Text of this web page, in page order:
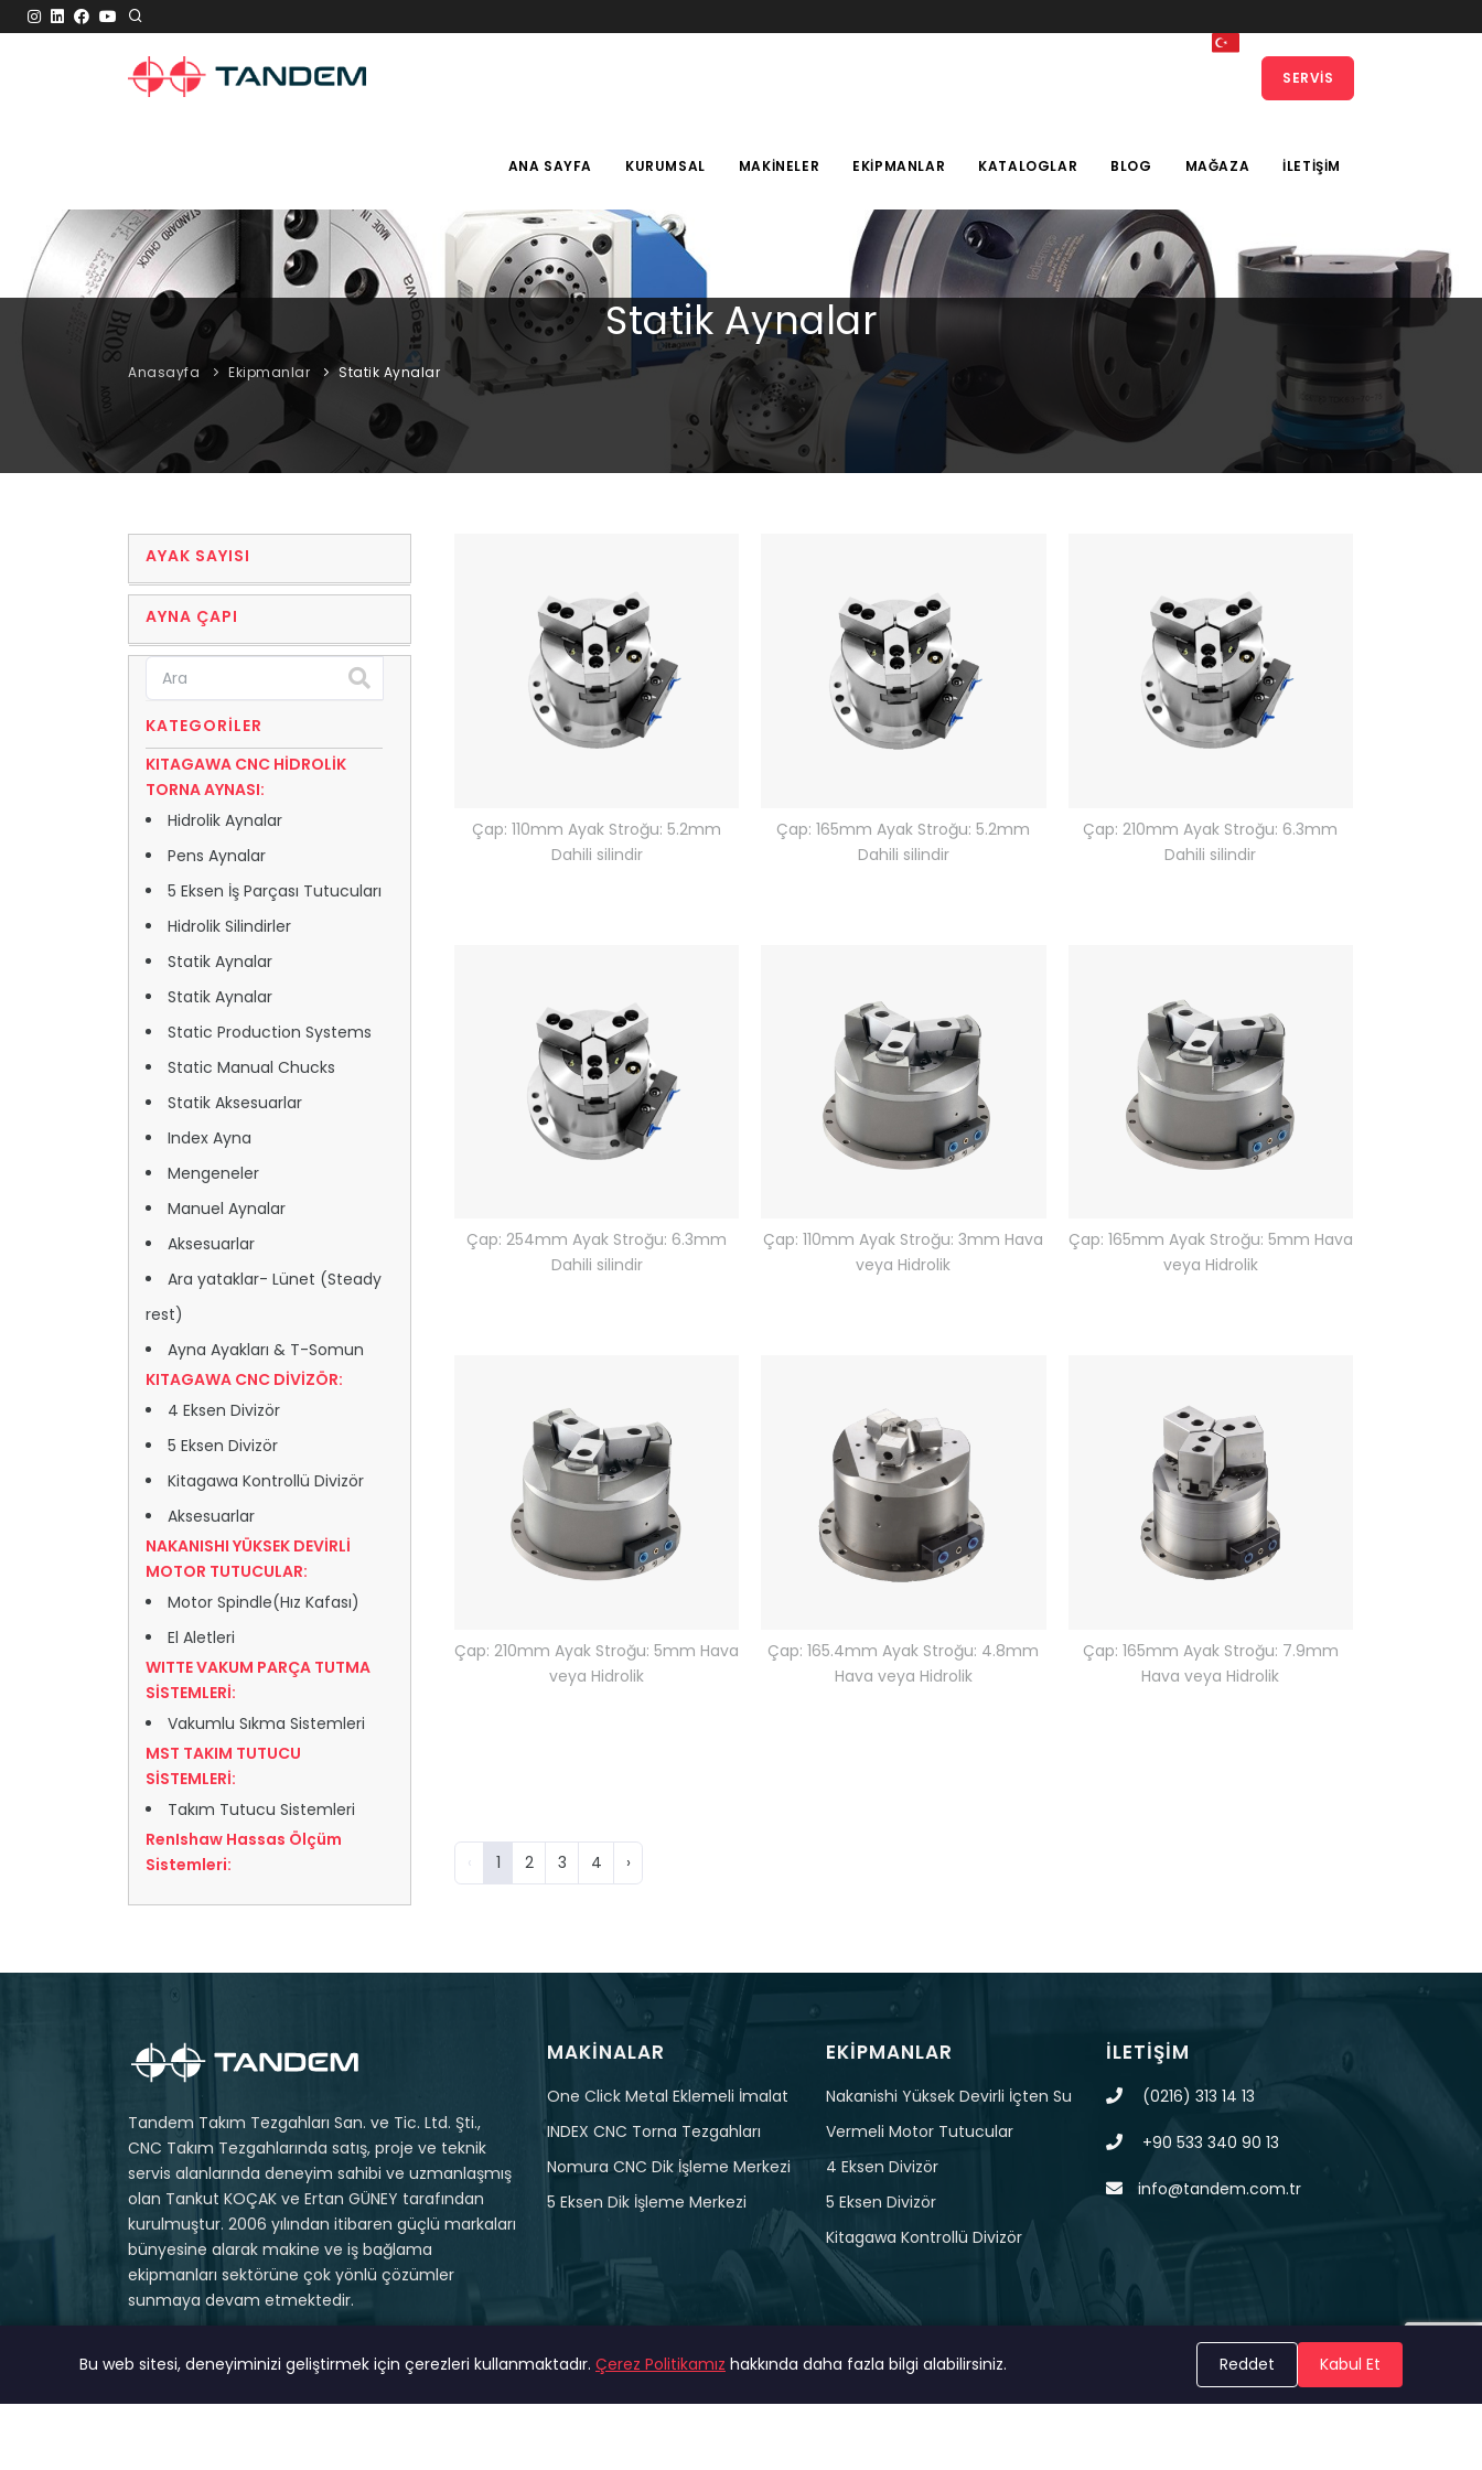
SERVIS
ANA SAYFA KURUMSAL MAKINELER EKIPMANLAR KATALOGLAR BLOG MAĞAZA İLETIŞIM
Statik Aynalar
Anasayfa Ekipmanlar Statik Aynalar
Çap: 110mm Ayak Stroğu: 5.2mm
Dahili silindir
Çap: 165mm Ayak Stroğu: 5.2mm
Dahili silindir
Çap: 210mm Ayak Stroğu: 6.3mm
Dahili silindir
Çap: 254mm Ayak Stroğu: 6.3mm
Dahili silindir
Çap: 110mm Ayak Stroğu: 3mm Hava
veya Hidrolik
Çap: 165mm Ayak Stroğu: 5mm Hava
veya Hidrolik
Çap: 210mm Ayak Stroğu: 5mm Hava
veya Hidrolik
Çap: 165.4mm Ayak Stroğu: 4.8mm
Hava veya Hidrolik
Çap: 165mm Ayak Stroğu: 7.9mm
Hava veya Hidrolik
‹ 1 2 3 4 ›
AYAK SAYISI
AYNA ÇAPI
KATEGORILER
KITAGAWA CNC HİDROLİK
TORNA AYNASI:
Hidrolik Aynalar
Pens Aynalar
5 Eksen İş Parçası Tutucuları
Hidrolik Silindirler
Statik Aynalar
Statik Aynalar
Static Production Systems
Static Manual Chucks
Statik Aksesuarlar
Index Ayna
Mengeneler
Manuel Aynalar
Aksesuarlar
Ara yataklar- Lünet (Steady
rest)
Ayna Ayakları & T-Somun
KITAGAWA CNC DİVİZÖR:
4 Eksen Divizör
5 Eksen Divizör
Kitagawa Kontrollü Divizör
Aksesuarlar
NAKANISHI YÜKSEK DEVİRLİ
MOTOR TUTUCULAR:
Motor Spindle(Hız Kafası)
El Aletleri
WITTE VAKUM PARÇA TUTMA
SİSTEMLERİ:
Vakumlu Sıkma Sistemleri
MST TAKIM TUTUCU
SİSTEMLERİ:
Takım Tutucu Sistemleri
RenIshaw Hassas Ölçüm
Sistemleri:
Tandem Takım Tezgahları San. ve Tic. Ltd. Şti.,
CNC Takım Tezgahlarında satış, proje ve teknik
servis alanlarında deneyim sahibi ve uzmanlaşmış
olan Tankut KOÇAK ve Ertan GÜNEY tarafından
kurulmuştur. 2006 yılından itibaren güçlü markaları
bünyesine alarak makine ve iş bağlama
ekipmanları sektörüne çok yönlü çözümler
sunmaya devam etmektedir.
MAKINALAR
One Click Metal Eklemeli İmalat
INDEX CNC Torna Tezgahları
Nomura CNC Dik İşleme Merkezi
5 Eksen Dik İşleme Merkezi
EKIPMANLAR
Nakanishi Yüksek Devirli İçten Su
Vermeli Motor Tutucular
4 Eksen Divizör
5 Eksen Divizör
Kitagawa Kontrollü Divizör
İLETIŞIM
(0216) 313 14 13
+90 533 340 90 13
info@tandem.com.tr
Bu web sitesi, deneyiminizi geliştirmek için çerezleri kullanmaktadır. Çerez Politikamız hakkında daha fazla bilgi alabilirsiniz. Reddet Kabul Et